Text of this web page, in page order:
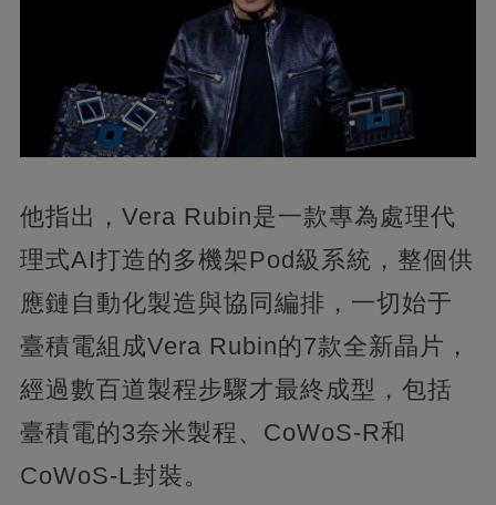
他指出，Vera Rubin是一款專為處理代
理式AI打造的多機架Pod級系統，整個供
應鏈自動化製造與協同編排，一切始于
臺積電組成Vera Rubin的7款全新晶片，
經過數百道製程步驟才最終成型，包括
臺積電的3奈米製程、CoWoS-R和
CoWoS-L封裝。